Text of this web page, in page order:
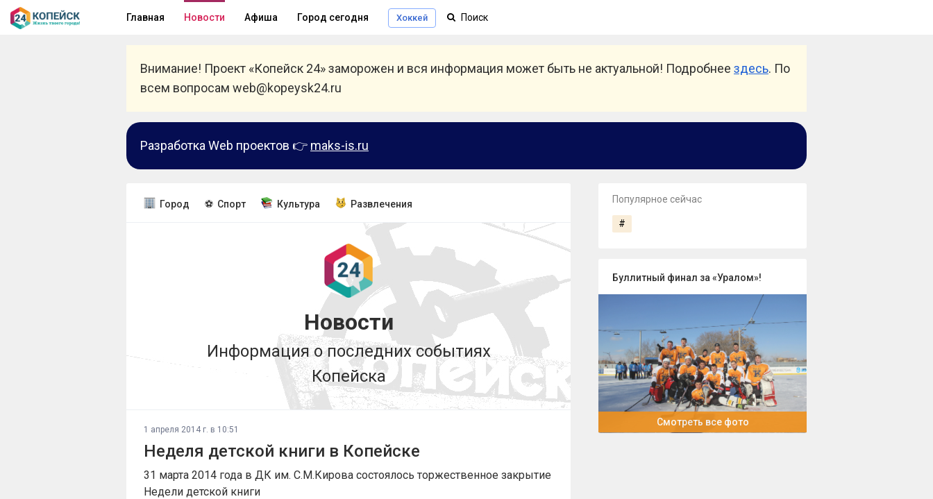
Главная Новости Афиша Город сегодня Хоккей
Внимание! Проект «Копейск 24» заморожен и вся информация может быть не актуальной! Подробнее здесь. По
всем вопросам web@kopeysk24.ru
Разработка Web проектов 👉 maks-is.ru
Популярное сейчас
#
Буллитный финал за «Уралом»!
Смотреть все фото
Город ⚽ Спорт Культура Развлечения
Новости
Информация о последних событиях
Копейска
1 апреля 2014 г. в 10:51
Неделя детской книги в Копейске
31 марта 2014 года в ДК им. С.М.Кирова состоялось торжественное закрытие
Недели детской книги